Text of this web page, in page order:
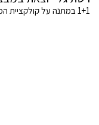
1+1 במתנה על קולקציית המגפיים לנשים וילדים.